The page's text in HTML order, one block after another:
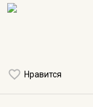
Нравится